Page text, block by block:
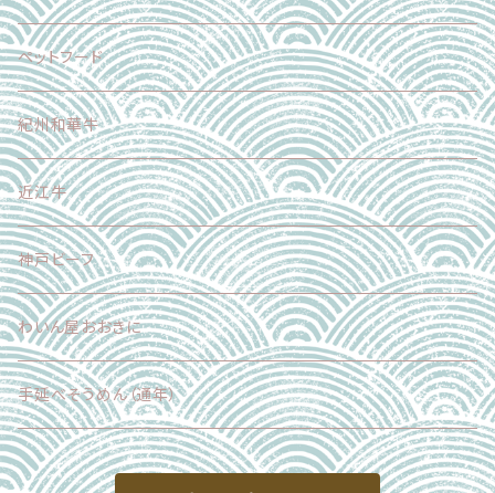
加工食品
調味料
その他
正品（ギフト対応可）
加工品
ペットフード
紀州和華牛
近江牛
神戸ビーフ
わいん屋おおきに
手延べそうめん（通年）